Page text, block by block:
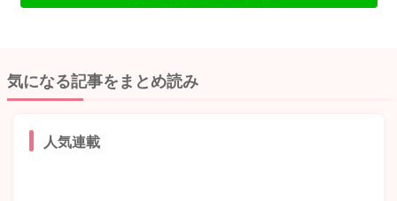
気になる記事をまとめ読み
人気連載